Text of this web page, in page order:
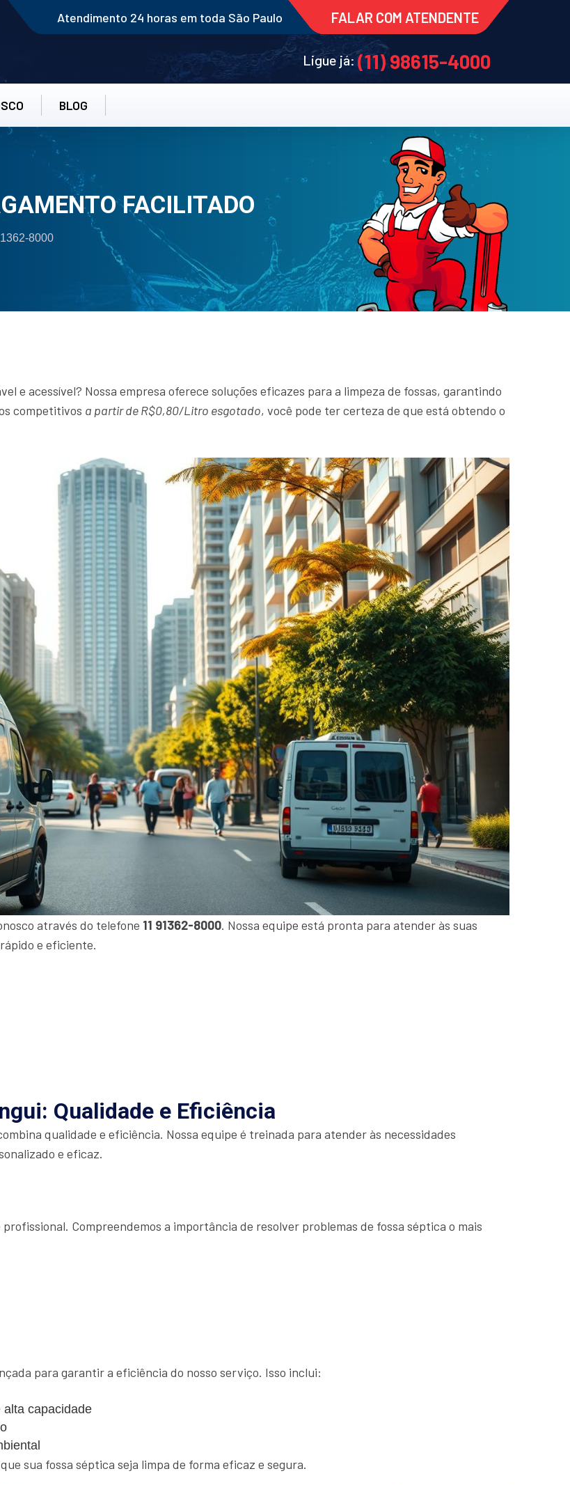
Atendimento 24 horas em toda São Paulo FALAR COM ATENDENTE
Ligue já:(11) 98615-4000
BLOG
FACILITADO
8000
e acessível? Nossa empresa oferece soluções eficazes para a limpeza de fossas, garantindo
competitivos a partir de R$0,80/Litro esgotado, você pode ter certeza de que está obtendo o
através do telefone 11 91362-8000. Nossa equipe está pronta para atender às suas
rápido e eficiente.
Qualidade e Eficiência
qualidade e eficiência. Nossa equipe é treinada para atender às necessidades
e eficaz.
profissional. Compreendemos a importância de resolver problemas de fossa séptica o mais
para garantir a eficiência do nosso serviço. Isso inclui:
alta capacidade
sua fossa séptica seja limpa de forma eficaz e segura.